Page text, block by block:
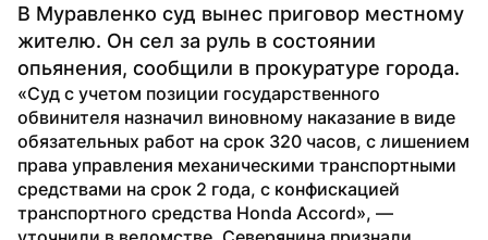
В Муравленко суд вынес приговор местному
жителю. Он сел за руль в состоянии
опьянения, сообщили в прокуратуре города.
«Суд с учетом позиции государственного
обвинителя назначил виновному наказание в виде
обязательных работ на срок 320 часов, с лишением
права управления механическими транспортными
средствами на срок 2 года, с конфискацией
транспортного средства Honda Accord», —